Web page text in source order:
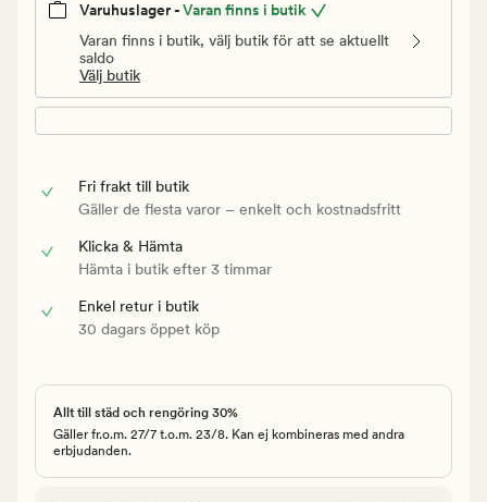
Varuhuslager -Varan finns i butik
Varan finns i butik, välj butik för att se aktuellt
saldo
Välj butik
Fri frakt till butik
Gäller de flesta varor – enkelt och kostnadsfritt
Klicka & Hämta
Hämta i butik efter 3 timmar
Enkel retur i butik
30 dagars öppet köp
Allt till städ och rengöring 30%
Gäller fr.o.m. 27/7 t.o.m. 23/8. Kan ej kombineras med andra
erbjudanden.